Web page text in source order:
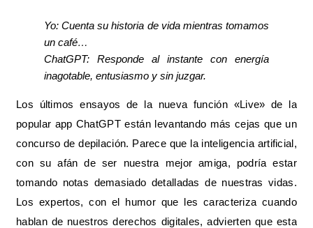
Yo: Cuenta su historia de vida mientras tomamos
un café…
ChatGPT: Responde al instante con energía
inagotable, entusiasmo y sin juzgar.
Los últimos ensayos de la nueva función «Live» de la
popular app ChatGPT están levantando más cejas que un
concurso de depilación. Parece que la inteligencia artificial,
con su afán de ser nuestra mejor amiga, podría estar
tomando notas demasiado detalladas de nuestras vidas.
Los expertos, con el humor que les caracteriza cuando
hablan de nuestros derechos digitales, advierten que esta